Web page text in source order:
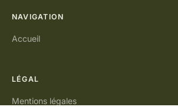
NAVIGATION
Accueil
LÉGAL
Mentions légales